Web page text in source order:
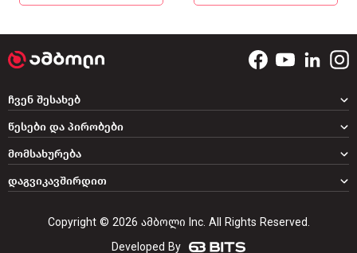
დაგვიკავშირდით
ჩვენ შესახებ
წესები და პირობები
მომსახურება
Copyright © 2026 ამბოლი Inc. All Rights Reserved.
Developed By